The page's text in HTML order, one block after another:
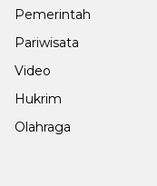
Pemerintah
Pariwisata
Video
Hukrim
Olahraga